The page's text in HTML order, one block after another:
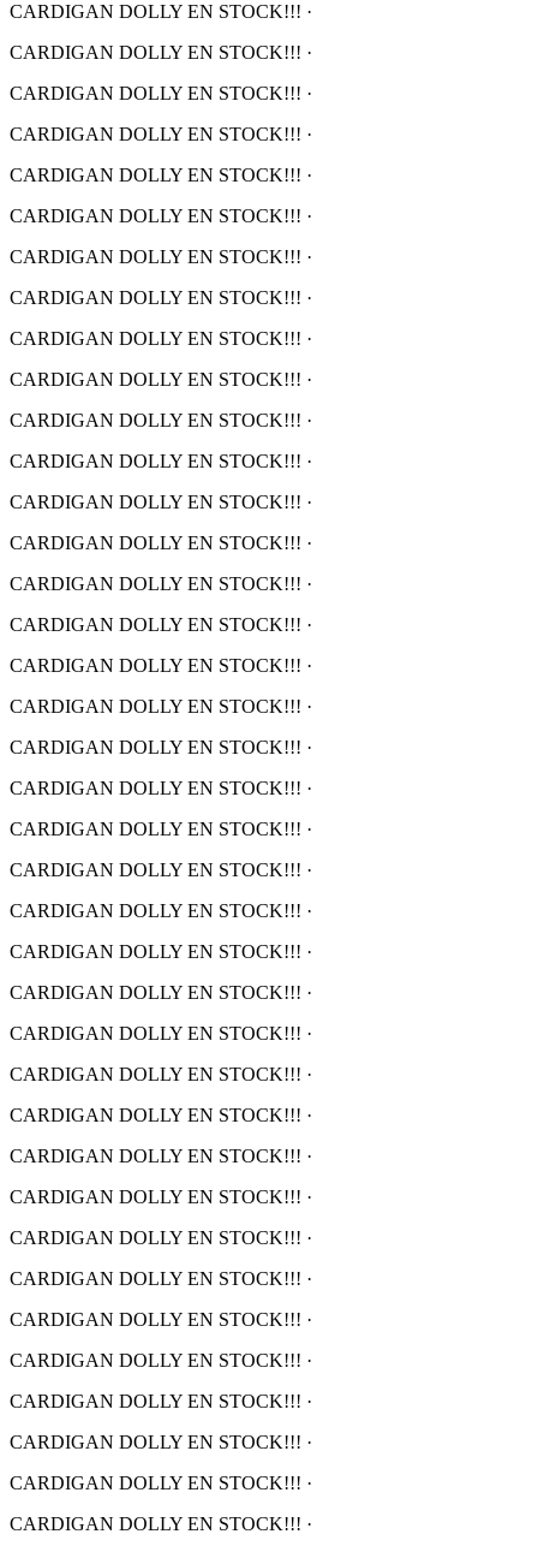
CARDIGAN DOLLY EN STOCK!!! ·
CARDIGAN DOLLY EN STOCK!!! ·
CARDIGAN DOLLY EN STOCK!!! ·
CARDIGAN DOLLY EN STOCK!!! ·
CARDIGAN DOLLY EN STOCK!!! ·
CARDIGAN DOLLY EN STOCK!!! ·
CARDIGAN DOLLY EN STOCK!!! ·
CARDIGAN DOLLY EN STOCK!!! ·
CARDIGAN DOLLY EN STOCK!!! ·
CARDIGAN DOLLY EN STOCK!!! ·
CARDIGAN DOLLY EN STOCK!!! ·
CARDIGAN DOLLY EN STOCK!!! ·
CARDIGAN DOLLY EN STOCK!!! ·
CARDIGAN DOLLY EN STOCK!!! ·
CARDIGAN DOLLY EN STOCK!!! ·
CARDIGAN DOLLY EN STOCK!!! ·
CARDIGAN DOLLY EN STOCK!!! ·
CARDIGAN DOLLY EN STOCK!!! ·
CARDIGAN DOLLY EN STOCK!!! ·
CARDIGAN DOLLY EN STOCK!!! ·
CARDIGAN DOLLY EN STOCK!!! ·
CARDIGAN DOLLY EN STOCK!!! ·
CARDIGAN DOLLY EN STOCK!!! ·
CARDIGAN DOLLY EN STOCK!!! ·
CARDIGAN DOLLY EN STOCK!!! ·
CARDIGAN DOLLY EN STOCK!!! ·
CARDIGAN DOLLY EN STOCK!!! ·
CARDIGAN DOLLY EN STOCK!!! ·
CARDIGAN DOLLY EN STOCK!!! ·
CARDIGAN DOLLY EN STOCK!!! ·
CARDIGAN DOLLY EN STOCK!!! ·
CARDIGAN DOLLY EN STOCK!!! ·
CARDIGAN DOLLY EN STOCK!!! ·
CARDIGAN DOLLY EN STOCK!!! ·
CARDIGAN DOLLY EN STOCK!!! ·
CARDIGAN DOLLY EN STOCK!!! ·
CARDIGAN DOLLY EN STOCK!!! ·
CARDIGAN DOLLY EN STOCK!!! ·